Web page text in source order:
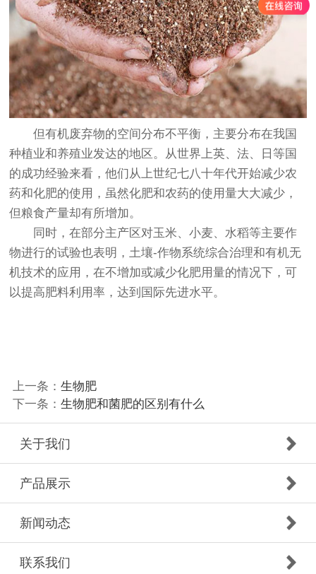
但有机废弃物的空间分布不平衡，主要分布在我国
种植业和养殖业发达的地区。从世界上英、法、日等国
的成功经验来看，他们从上世纪七八十年代开始减少农
药和化肥的使用，虽然化肥和农药的使用量大大减少，
但粮食产量却有所增加。
同时，在部分主产区对玉米、小麦、水稻等主要作
物进行的试验也表明，土壤-作物系统综合治理和有机无
机技术的应用，在不增加或减少化肥用量的情况下，可
以提高肥料利用率，达到国际先进水平。
上一条： 生物肥
下一条： 生物肥和菌肥的区别有什么
关于我们
产品展示
新闻动态
联系我们